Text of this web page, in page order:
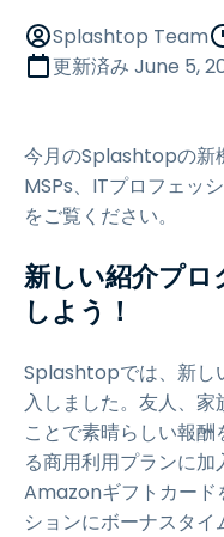
Splashtop Team
更新済み June 5,
今月のSplashtopの新
MSPs、ITプロフェッ
をご覧ください。
新しい紹介プ
しよう！
Splashtopでは、新し
入しました。友人、
ことで素晴らしい報
る商用利用プランに
Amazonギフトカード
ションにボーナスタイ